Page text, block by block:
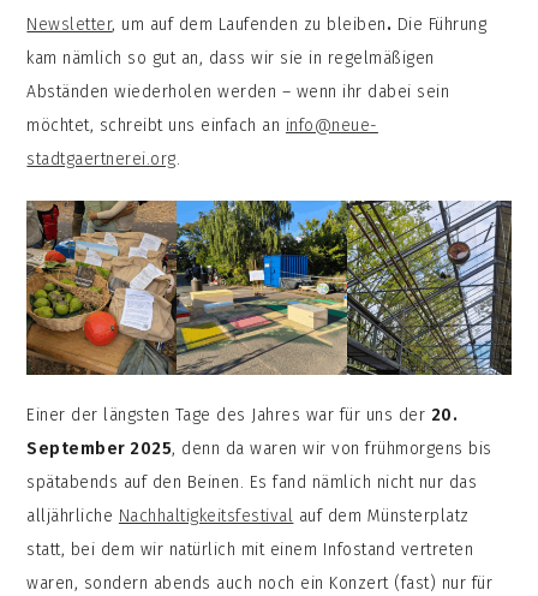
Newsletter, um auf dem Laufenden zu bleiben. Die Führung
kam nämlich so gut an, dass wir sie in regelmäßigen
Abständen wiederholen werden – wenn ihr dabei sein
möchtet, schreibt uns einfach an info@neue-
stadtgaertnerei.org.
Einer der längsten Tage des Jahres war für uns der 20.
September 2025, denn da waren wir von frühmorgens bis
spätabends auf den Beinen. Es fand nämlich nicht nur das
alljährliche Nachhaltigkeitsfestival auf dem Münsterplatz
statt, bei dem wir natürlich mit einem Infostand vertreten
waren, sondern abends auch noch ein Konzert (fast) nur für